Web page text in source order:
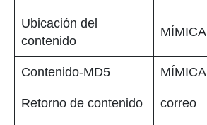
Ubicación del
contenido
MÍMICA
Contenido-MD5 MÍMICA
Retorno de contenido correo